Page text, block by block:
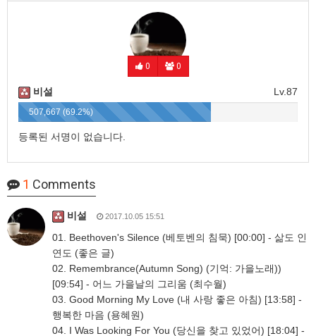
0 0
Lv.87
비설
507,667 (69.2%)
등록된 서명이 없습니다.
1 Comments
비설 2017.10.05 15:51
01. Beethoven's Silence (베토벤의 침묵) [00:00] - 삶도 인
연도 (좋은 글)
02. Remembrance(Autumn Song) (기억: 가을노래))
[09:54] - 어느 가을날의 그리움 (최수월)
03. Good Morning My Love (내 사랑 좋은 아침) [13:58] -
행복한 마음 (용혜원)
04. I Was Looking For You (당신을 찾고 있었어) [18:04] -